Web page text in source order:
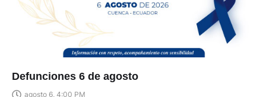
Defunciones 6 de agosto
agosto 6, 4:00 PM